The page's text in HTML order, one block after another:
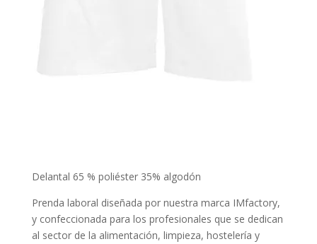
Delantal 65 % poliéster 35% algodón
Prenda laboral diseñada por nuestra marca IMfactory,
y confeccionada para los profesionales que se dedican
al sector de la alimentación, limpieza, hostelería y